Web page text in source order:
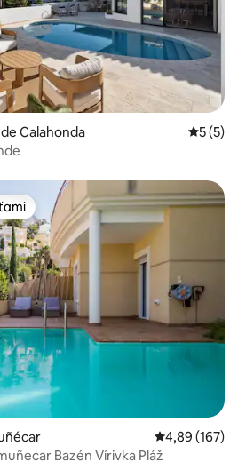
Calahonda
5 (5)
Priemerné
4,89 (167)
Bazén Vírivka Pláž